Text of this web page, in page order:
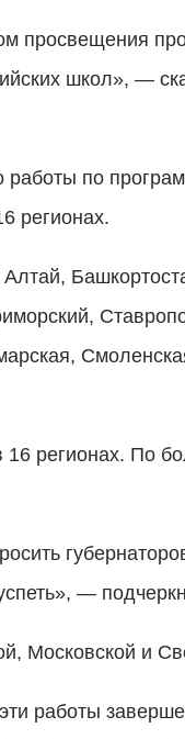
просвещения
школ», —
работы по
регионах.
регионах. По
—
Московской и
работы